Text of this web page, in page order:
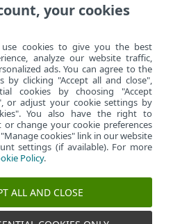
Mail Security>高级
隔离
your cookies
cookies to give you the best
analyze our website traffic,
ads. You can agree to the
by clicking "Accept all and close",
cookies by choosing "Accept
or adjust your cookie settings by
You also have the right to
change your cookie preferences
cookies" link in our website
settings (if available). For more
Policy.
ALL AND CLOSE